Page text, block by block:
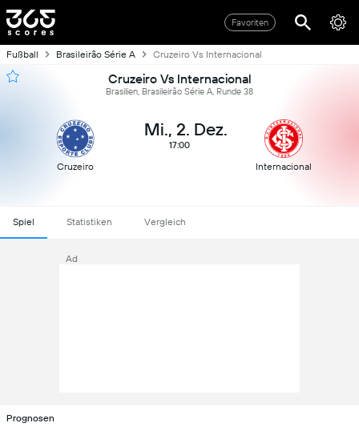
Favoriten
Fußball Brasileirão Série A Cruzeiro Vs Internacional
Cruzeiro Vs Internacional
Brasilien, Brasileirão Série A, Runde 38
Cruzeiro
Mi., 2. Dez.
17:00
Internacional
Spiel Statistiken Vergleich
Ad
Prognosen